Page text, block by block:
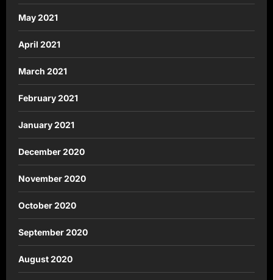
May 2021
April 2021
March 2021
February 2021
January 2021
December 2020
November 2020
October 2020
September 2020
August 2020